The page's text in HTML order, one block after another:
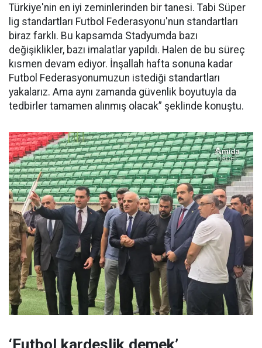
Türkiye'nin en iyi zeminlerinden bir tanesi. Tabi Süper
lig standartları Futbol Federasyonu'nun standartları
biraz farklı. Bu kapsamda Stadyumda bazı
değişiklikler, bazı imalatlar yapıldı. Halen de bu süreç
kısmen devam ediyor. İnşallah hafta sonuna kadar
Futbol Federasyonumuzun istediği standartları
yakalarız. Ama aynı zamanda güvenlik boyutuyla da
tedbirler tamamen alınmış olacak” şeklinde konuştu.